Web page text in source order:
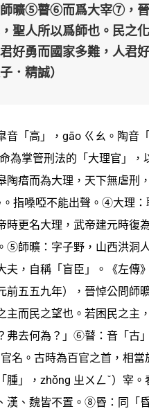
曠⑤瞽⑥而爲大宰⑦，
聖人所以爲師也。民之
好勇而國家多難，人君
精誠）
「高」，gāo ㄍㄠ。陶音
為掌管刑法的「大理官」，
陶瘖而為大理，天下無虐刑
指嗓啞不能出聲。④大理：
時更名大理，武帝建元時復
⑤師曠：字子野，山西洪洞
夫，自稱「盲臣」。《左傳
前五五九年），晉悼公問師
而民之望也。若困民之主
弗去何為？」⑥瞽：音「古
名。古時為百官之首，相當
」，zhǒng ㄓㄨㄥˇ）宰。
漢、魏皆不置。⑧昬：同「